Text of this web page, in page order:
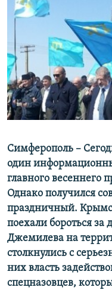
СОВЕТЫ
ПРОПАВШИЕ БЕЗ ВЕСТИ
ПОБЕДИТЕЛЕЙ НЕ СУДЯТ?
КРЫМ.НЕПОКОРЕННЫЙ
ELIFBE
УКРАИНСКАЯ ПРОБЛЕМА
Qırımtatar
ПРИСОЕДИНЯЙТЕСЬ!
Симферополь –
один
главного весеннего
Однако получился
праздничный.
поехали бороться за
Джемилева на
столкнулись с
них власть
спецназовцев,